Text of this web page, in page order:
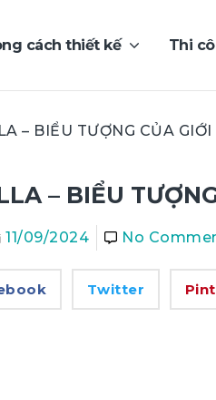
cách thiết kế Thi
– BIỂU TƯỢNG CỦA
– BIỂU
11/09/2024 No
Twitter